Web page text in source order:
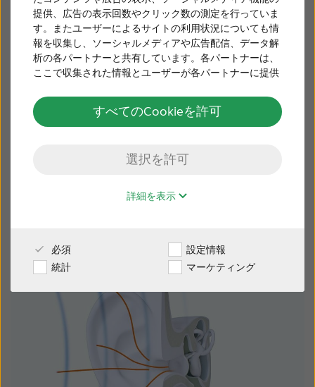
提供、広告の表示回数やクリック数の測定を行っていま
す。またユーザーによるサイトの利用状況についても情
報を収集し、ソーシャルメディアや広告配信、データ解
析の各パートナーと共有しています。各パートナーは、
ここで収集された情報とユーザーが各パートナーに提供
用したときに収集した他の情報を組み合わせて使用する
ことがあります。
選択を許可
すべてのCookieを許可
詳細を表示
必須
設定情報
統計
マーケティング
サポート
採用情報
お問い合わせ
Australia Brasil
Danmark
Deutschland España
France India
外耳の構造
専門家が外耳と呼ぶものの一部は、耳の外側
り耳あてで覆う部分です。 また、鼓膜を含む
す。 耳介は皆さんが見る耳の一部で、イヤリ
更に詳しく